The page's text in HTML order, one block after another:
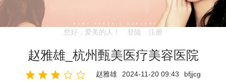
您好，爱美的人！ 登陆 注册
赵雅雄_杭州甄美医疗美容医院
赵雅雄 2024-11-20 09:43 bfjjcg